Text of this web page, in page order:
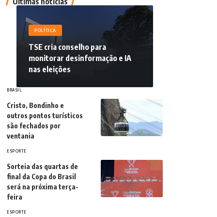
POLÍTICA
TSE cria conselho para
monitorar desinformação e IA
nas eleições
BRASIL
Cristo, Bondinho e
outros pontos turísticos
são fechados por
ventania
ESPORTE
Sorteia das quartas de
final da Copa do Brasil
será na próxima terça-
feira
ESPORTE